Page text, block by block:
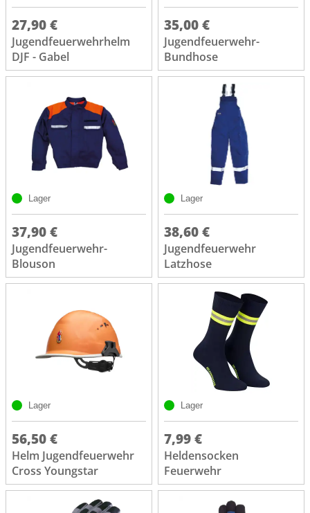
27,90 €
Jugendfeuerwehrhelm
DJF - Gabel
35,00 €
Jugendfeuerwehr-
Bundhose
Lager
37,90 €
Jugendfeuerwehr-
Blouson
Lager
38,60 €
Jugendfeuerwehr
Latzhose
Lager
56,50 €
Helm Jugendfeuerwehr
Cross Youngstar
Lager
7,99 €
Heldensocken
Feuerwehr